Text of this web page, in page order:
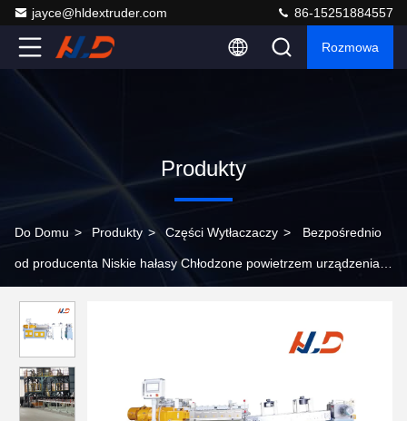
jayce@hldextruder.com 86-15251884557
Rozmowa
Produkty
Do Domu > Produkty > Części Wytłaczaczy > Bezpośrednio
od producenta Niskie hałasy Chłodzone powietrzem urządzenia